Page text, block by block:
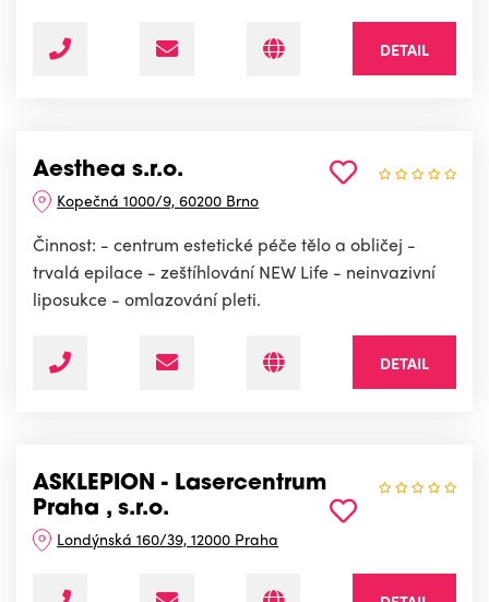
DETAIL
Aesthea s.r.o.
Kopečná 1000/9, 60200 Brno
Činnost: - centrum estetické péče tělo a obličej -
trvalá epilace - zeštíhlování NEW Life - neinvazivní
liposukce - omlazování pleti.
DETAIL
ASKLEPION - Lasercentrum
Praha , s.r.o.
Londýnská 160/39, 12000 Praha